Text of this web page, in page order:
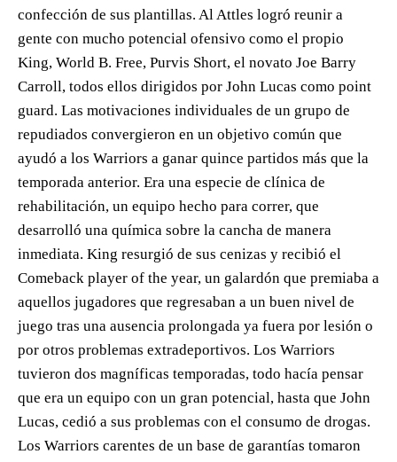
confección de sus plantillas. Al Attles logró reunir a
gente con mucho potencial ofensivo como el propio
King, World B. Free, Purvis Short, el novato Joe Barry
Carroll, todos ellos dirigidos por John Lucas como point
guard. Las motivaciones individuales de un grupo de
repudiados convergieron en un objetivo común que
ayudó a los Warriors a ganar quince partidos más que la
temporada anterior. Era una especie de clínica de
rehabilitación, un equipo hecho para correr, que
desarrolló una química sobre la cancha de manera
inmediata. King resurgió de sus cenizas y recibió el
Comeback player of the year, un galardón que premiaba a
aquellos jugadores que regresaban a un buen nivel de
juego tras una ausencia prolongada ya fuera por lesión o
por otros problemas extradeportivos. Los Warriors
tuvieron dos magníficas temporadas, todo hacía pensar
que era un equipo con un gran potencial, hasta que John
Lucas, cedió a sus problemas con el consumo de drogas.
Los Warriors carentes de un base de garantías tomaron